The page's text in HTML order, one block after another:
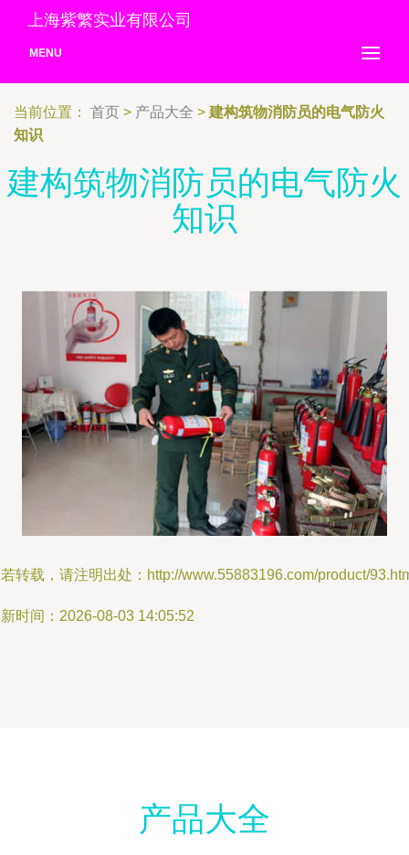
上海紫繁实业有限公司
MENU
当前位置： 首页 > 产品大全 > 建构筑物消防员的电气防火
知识
建构筑物消防员的电气防火
知识
转载，请注明出处：http://www.55883196.com/product/
时间：2026-08-03 14:05:52
产品大全